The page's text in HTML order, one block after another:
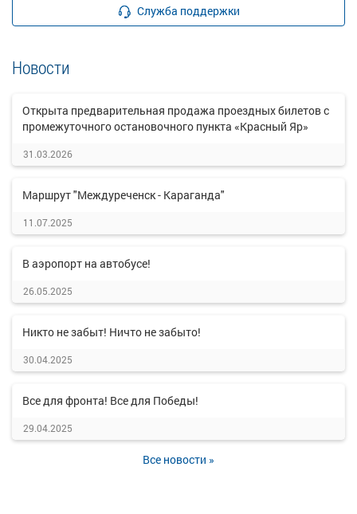
Служба поддержки
Новости
Открыта предварительная продажа проездных билетов с
промежуточного остановочного пункта «Красный Яр»
31.03.2026
Маршрут "Междуреченск - Караганда"
11.07.2025
В аэропорт на автобусе!
26.05.2025
Никто не забыт! Ничто не забыто!
30.04.2025
Все для фронта! Все для Победы!
29.04.2025
Все новости »